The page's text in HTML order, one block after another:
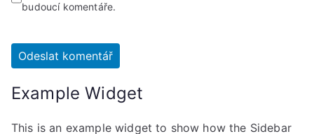
budoucí komentáře.
Example Widget
This is an example widget to show how the Sidebar